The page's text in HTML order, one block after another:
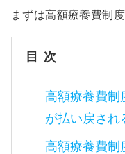
まずは高額療養費制
目次
高額療養費制
が払い戻され
高額療養費制